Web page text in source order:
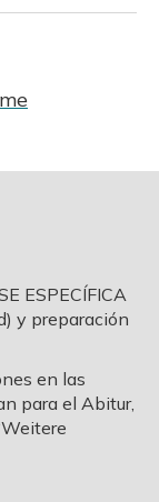
ESPECÍFICA
y preparación
en las
para el Abitur,